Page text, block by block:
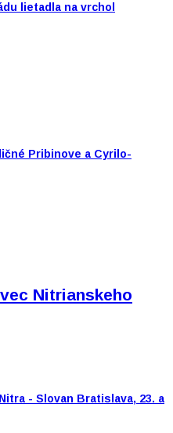
lietadla na vrchol
Pribinove a Cyrilo-
Nitrianskeho
- Slovan Bratislava, 23. a